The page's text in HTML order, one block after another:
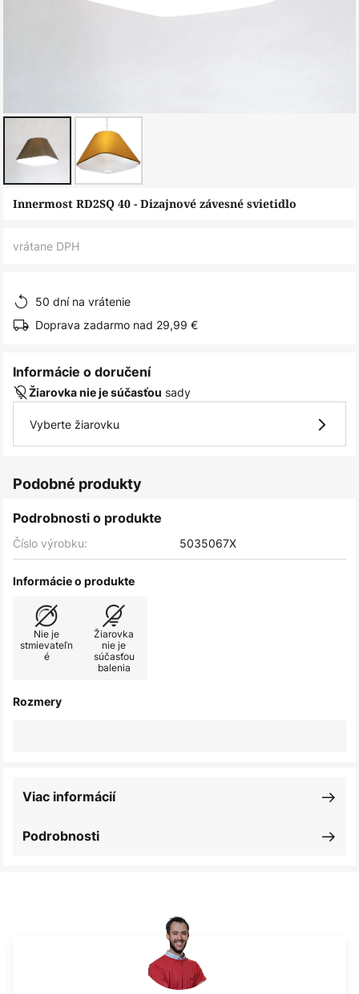
Preskočiť
Innermost RD2SQ 40 - Dizajnové závesné svietidlo
vrátane DPH
50 dní na vrátenie
Doprava zadarmo nad 29,99 €
Informácie o doručení
Žiarovka nie je súčasťou sady
Vyberte žiarovku
Podobné produkty
Podrobnosti o produkte
Číslo výrobku: 5035067X
Informácie o produkte
Nie je
stmievateľn
é
Žiarovka
nie je
súčasťou
balenia
Rozmery
Podrobnosti
Viac informácií